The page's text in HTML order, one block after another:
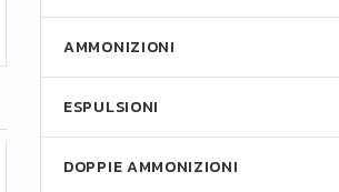
AMMONIZIONI
ESPULSIONI
DOPPIE AMMONIZIONI